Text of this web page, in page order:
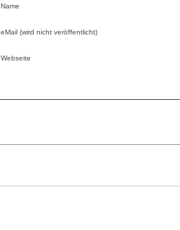
Name
eMail (wird nicht veröffentlicht)
Webseite